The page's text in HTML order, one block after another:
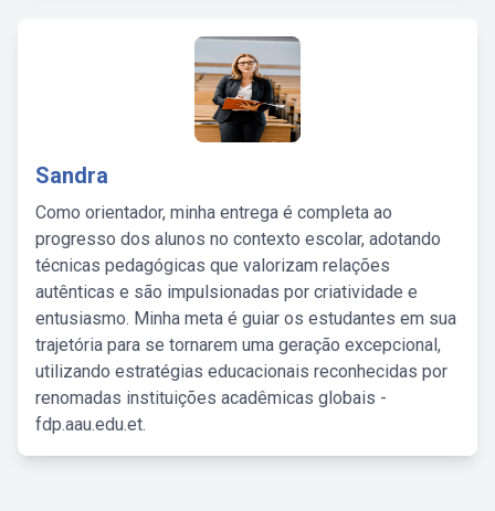
Sandra
Como orientador, minha entrega é completa ao
progresso dos alunos no contexto escolar, adotando
técnicas pedagógicas que valorizam relações
autênticas e são impulsionadas por criatividade e
entusiasmo. Minha meta é guiar os estudantes em sua
trajetória para se tornarem uma geração excepcional,
utilizando estratégias educacionais reconhecidas por
renomadas instituições acadêmicas globais -
fdp.aau.edu.et.